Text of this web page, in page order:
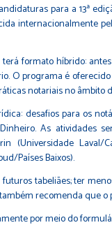
para a 13ª
internacionalmente
formato híbrido:
O programa é
notariais no âmbito
desafios para os
As
Laval/
Países Baixos).
tabeliães; ter
recomenda que
por meio do